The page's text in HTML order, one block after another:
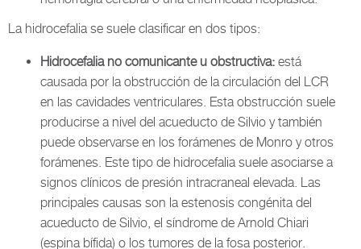
La hidrocefalia se suele clasificar en dos tipos:
Hidrocefalia no comunicante u obstructiva: está
causada por la obstrucción de la circulación del LCR
en las cavidades ventriculares. Esta obstrucción suele
producirse a nivel del acueducto de Silvio y también
puede observarse en los forámenes de Monro y otros
forámenes. Este tipo de hidrocefalia suele asociarse a
signos clínicos de presión intracraneal elevada. Las
principales causas son la estenosis congénita del
acueducto de Silvio, el síndrome de Arnold Chiari
(espina bífida) o los tumores de la fosa posterior.